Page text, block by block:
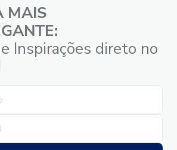
MAIS
Inspirações direto no